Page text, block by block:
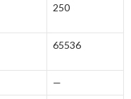
250
65536
—